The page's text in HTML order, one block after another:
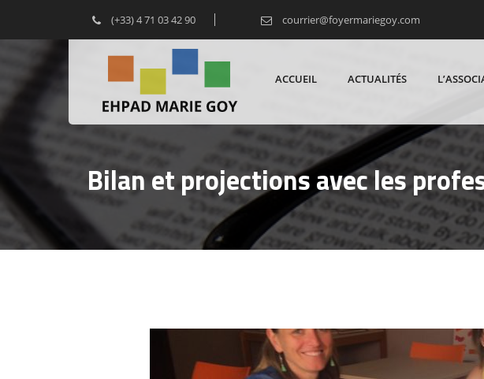
(+33) 4 71 03 42 90 courrier@foyermariegoy.com
ACCUEIL ACTUALITÉS
Bilan et projections avec les